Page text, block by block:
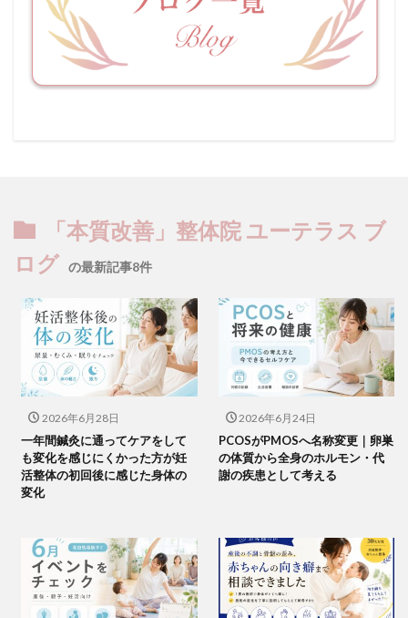
「本質改善」整体院 ユーテラス ブ
ログ の最新記事8件
2026年6月28日
一年間鍼灸に通ってケアをして
も変化を感じにくかった方が妊
活整体の初回後に感じた身体の
変化
2026年6月24日
PCOSがPMOSへ名称変更｜卵巣
の体質から全身のホルモン・代
謝の疾患として考える